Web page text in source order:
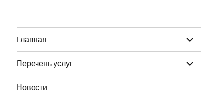
Главная раскрыть
дочернее
меню
Перечень услуг
раскрыть
дочернее
меню
Новости